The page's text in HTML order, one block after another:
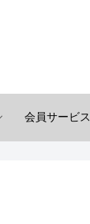
会員サービス